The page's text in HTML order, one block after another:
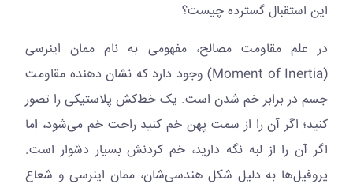
این استقبال گسترده چیست؟
در علم مقاومت مصالح، مفهومی به نام ممان اینرسی
(
Moment of Inertia) وجود دارد که نشان دهنده مقاومت
جسم در برابر خم شدن است. یک خط‌کش پلاستیکی را تصور
کنید؛ اگر آن را از سمت پهن خم کنید راحت خم می‌شود، اما
اگر آن را از لبه نگه دارید، خم کردنش بسیار دشوار است.
پروفیل‌ها به دلیل شکل هندسی‌شان، ممان اینرسی و شعاع